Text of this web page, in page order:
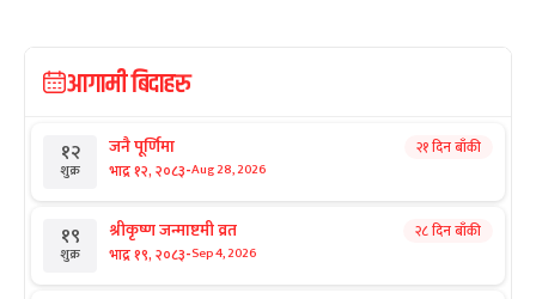
आगामी बिदाहरु
१२
शुक्र
जनै पूर्णिमा
भाद्र १२, २०८३-Aug 28, 2026
२१ दिन बाँकी
१९
शुक्र
श्रीकृष्ण जन्माष्टमी व्रत
भाद्र १९, २०८३-Sep 4, 2026
२८ दिन बाँकी